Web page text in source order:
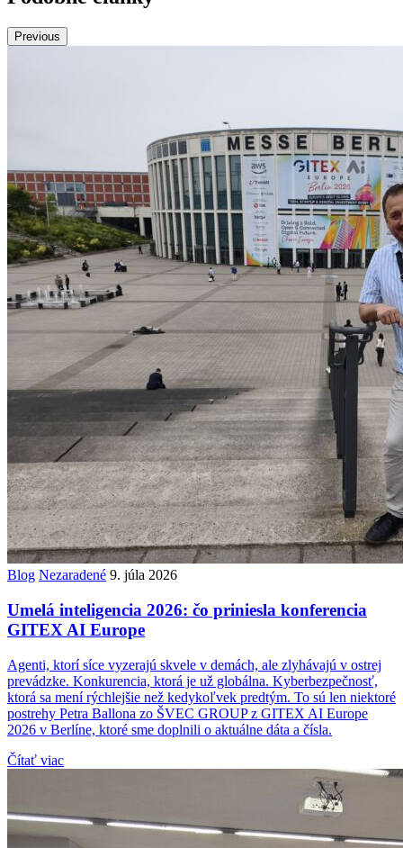
Previous
Blog Nezaradené 9. júla 2026
Umelá inteligencia 2026: čo priniesla konferencia
GITEX AI Europe
Agenti, ktorí síce vyzerajú skvele v demách, ale zlyhávajú v ostrej
prevádzke. Konkurencia, ktorá je už globálna. Kyberbezpečnosť,
ktorá sa mení rýchlejšie než kedykoľvek predtým. To sú len niektoré
postrehy Petra Ballona zo ŠVEC GROUP z GITEX AI Europe
2026 v Berlíne, ktoré sme doplnili o aktuálne dáta a čísla.
Čítať viac